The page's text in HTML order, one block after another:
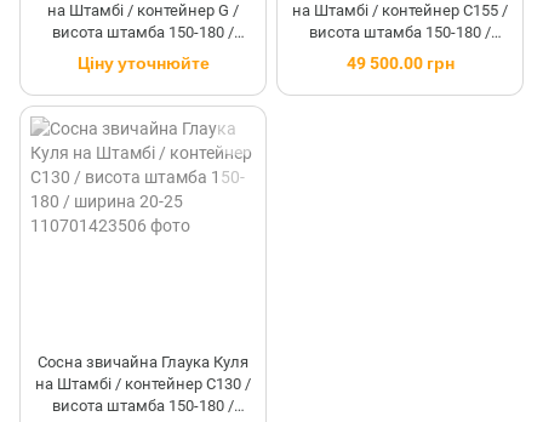
на Штамбі / контейнер G /
висота штамба 150-180 /
ширина 20-25
Ціну уточнюйте
на Штамбі / контейнер C155 /
висота штамба 150-180 /
ширина 20-25
49 500.00 грн
Сосна звичайна Глаука Куля
на Штамбі / контейнер C130 /
висота штамба 150-180 /